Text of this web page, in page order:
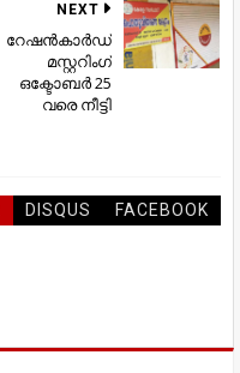
NEXT
റേഷൻകാർഡ്
മസ്റ്ററിംഗ്
ഒക്ടോബർ 25
വരെ നീട്ടി
DISQUS FACEBOOK